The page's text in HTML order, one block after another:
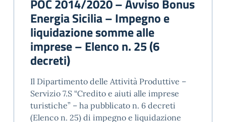
POC 2014/2020 – Avviso Bonus
Energia Sicilia – Impegno e
liquidazione somme alle
imprese – Elenco n. 25 (6
decreti)
Il Dipartimento delle Attività Produttive –
Servizio 7.S “Credito e aiuti alle imprese
turistiche” – ha pubblicato n. 6 decreti
(Elenco n. 25) di impegno e liquidazione